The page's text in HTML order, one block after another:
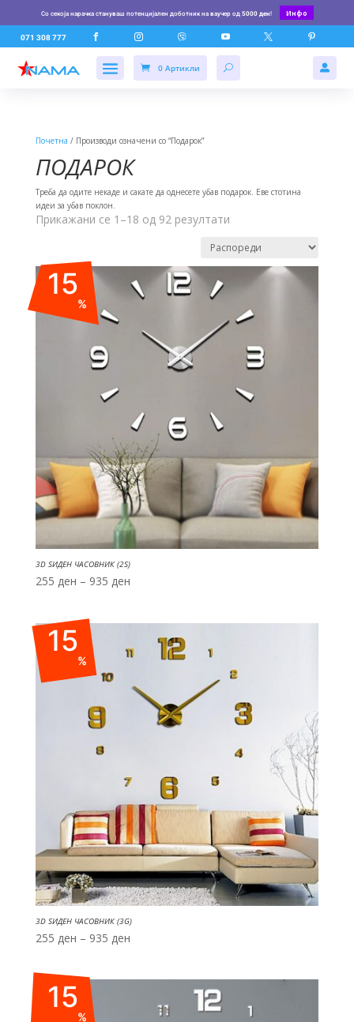
Со секоја нарачка стануваш потенцијален доботник на ваучер од 5000 ден! Инфо
071 308 777      
0 Артикли 
Почетна / Производи означени со “Подарок”
ПОДАРОК
Треба да одите некаде и сакате да однесете убав подарок. Еве стотина
идеи за убав поклон.
Прикажани се 1–18 од 92 резултати
15
%
3D ЅИДЕН ЧАСОВНИК (2S)
255 ден – 935 денPrice
through
935 ден
15
%
3D ЅИДЕН ЧАСОВНИК (3G)
255 ден – 935 денPrice
935 ден
15
%